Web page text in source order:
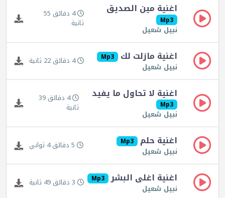
اغنية مين الصديق
Mp3
نبيل شعيل
4 دقائق 55
ثانية
اغنية مازلت لك Mp3
نبيل شعيل 4 دقائق 22 ثانية
اغنية لا تحاول ما يفيد
Mp3
نبيل شعيل
4 دقائق 39
ثانية
اغنية حلم Mp3
نبيل شعيل 5 دقائق 4 ثواني
اغنية اغلى البشر Mp3
نبيل شعيل 3 دقائق 49 ثانية